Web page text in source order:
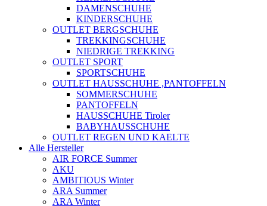
DAMENSCHUHE
KINDERSCHUHE
OUTLET BERGSCHUHE
TREKKINGSCHUHE
NIEDRIGE TREKKING
OUTLET SPORT
SPORTSCHUHE
OUTLET HAUSSCHUHE ,PANTOFFELN
SOMMERSCHUHE
PANTOFFELN
HAUSSCHUHE Tiroler
BABYHAUSSCHUHE
OUTLET REGEN UND KAELTE
Alle Hersteller
AIR FORCE Summer
AKU
AMBITIOUS Winter
ARA Summer
ARA Winter